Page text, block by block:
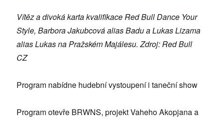
Vítěz a divoká karta kvalifikace Red Bull Dance Your
Style, Barbora Jakubcová alias Badu a Lukas Lizama
alias Lukas na Pražském Majálesu. Zdroj: Red Bull
CZ
Program nabídne hudební vystoupení i taneční show
Program otevře BRWNS, projekt Vaheho Akopjana a